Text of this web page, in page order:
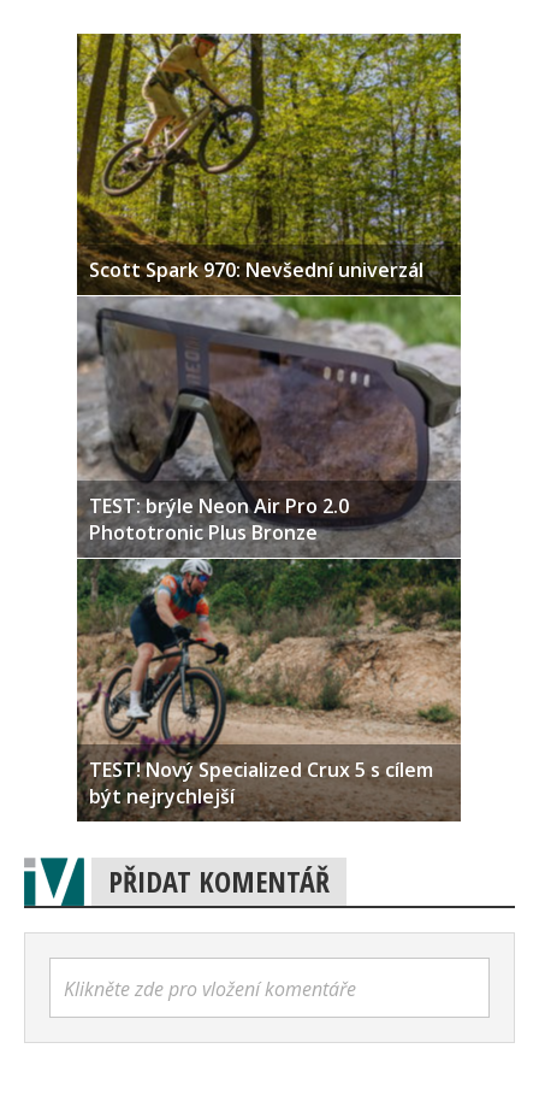
Scott Spark 970: Nevšední univerzál
TEST: brýle Neon Air Pro 2.0
Phototronic Plus Bronze
TEST! Nový Specialized Crux 5 s cílem
být nejrychlejší
PŘIDAT KOMENTÁŘ
Klikněte zde pro vložení komentáře